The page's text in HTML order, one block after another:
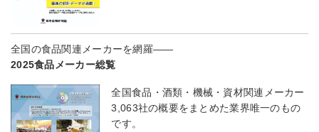
全国の食品関連メーカーを網羅――
2025食品メーカー総覧
全国食品・酒類・機械・資材関連メーカー
3,063社の概要をまとめた業界唯一のもの
です。